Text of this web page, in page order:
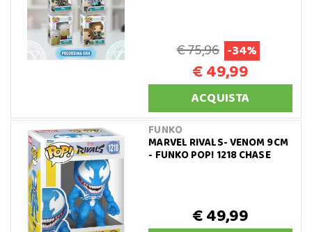
€ 75,96 -34%
€ 49,99
ACQUISTA
FUNKO
MARVEL RIVALS- VENOM 9CM
- FUNKO POP! 1218 CHASE
€ 49,99